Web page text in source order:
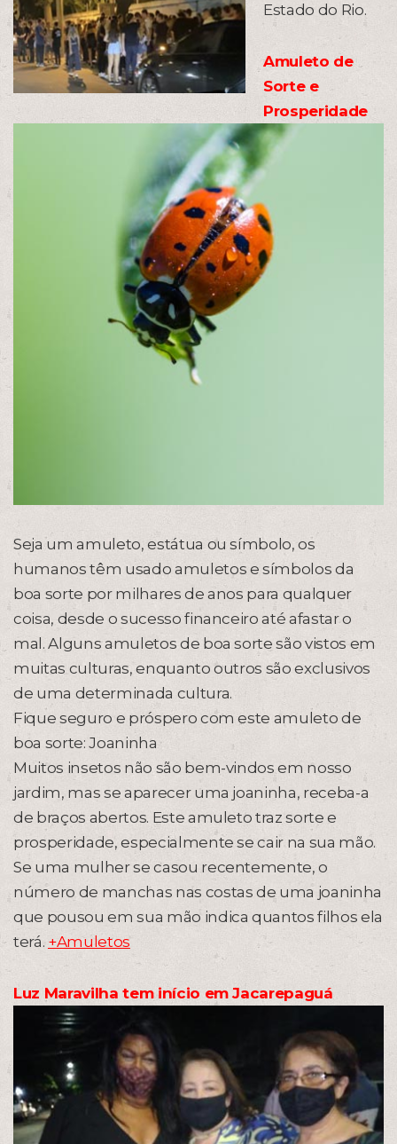
Estado do Rio.
Amuleto de
Sorte e
Prosperidade
Seja um amuleto, estátua ou símbolo, os
humanos têm usado amuletos e símbolos da
boa sorte por milhares de anos para qualquer
coisa, desde o sucesso financeiro até afastar o
mal. Alguns amuletos de boa sorte são vistos em
muitas culturas, enquanto outros são exclusivos
de uma determinada cultura.
Fique seguro e próspero com este amuleto de
boa sorte: Joaninha
Muitos insetos não são bem-vindos em nosso
jardim, mas se aparecer uma joaninha, receba-a
de braços abertos. Este amuleto traz sorte e
prosperidade, especialmente se cair na sua mão.
Se uma mulher se casou recentemente, o
número de manchas nas costas de uma joaninha
que pousou em sua mão indica quantos filhos ela
terá. +Amuletos
Luz Maravilha tem início em Jacarepaguá